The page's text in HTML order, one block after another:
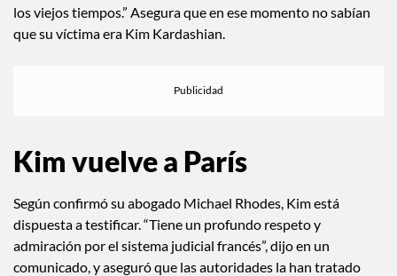
los viejos tiempos.” Asegura que en ese momento no sabían
que su víctima era Kim Kardashian.
Kim vuelve a París
Según confirmó su abogado Michael Rhodes, Kim está
dispuesta a testificar. “Tiene un profundo respeto y
admiración por el sistema judicial francés”, dijo en un
comunicado, y aseguró que las autoridades la han tratado